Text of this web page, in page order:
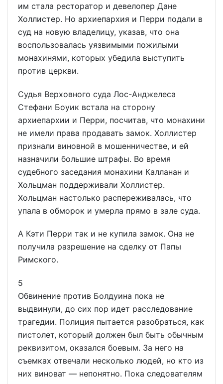
им стала ресторатор и девелопер Дане
Холлистер. Но архиепархия и Перри подали в
суд на новую владелицу, указав, что она
воспользовалась уязвимыми пожилыми
монахинями, которых убедила выступить
против церкви.
Судья Верховного суда Лос-Анджелеса
Стефани Боуик встала на сторону
архиепархии и Перри, посчитав, что монахини
не имели права продавать замок. Холлистер
признали виновной в мошенничестве, и ей
назначили большие штрафы. Во время
судебного заседания монахини Калланан и
Хольцман поддерживали Холлистер.
Хольцман настолько распереживалась, что
упала в обморок и умерла прямо в зале суда.
А Кэти Перри так и не купила замок. Она не
получила разрешение на сделку от Папы
Римского.
5
Обвинение против Болдуина пока не
выдвинули, до сих пор идет расследование
трагедии. Полиция пытается разобраться, как
пистолет, который должен был быть обычным
реквизитом, оказался боевым. За него на
съемках отвечали несколько людей, но кто из
них виноват — непонятно. Пока следователям